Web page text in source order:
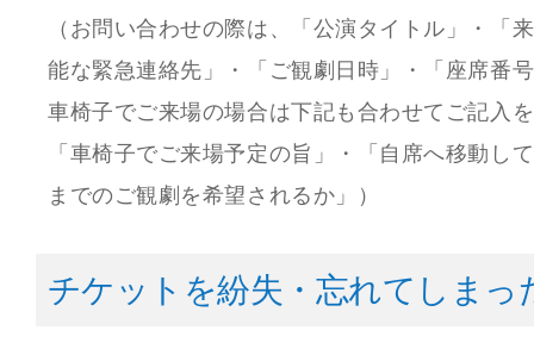
（お問い合わせの際は、「公演タイトル」・「
能な緊急連絡先」・「ご観劇日時」・「座席番
車椅子でご来場の場合は下記も合わせてご記入
「車椅子でご来場予定の旨」・「自席へ移動し
までのご観劇を希望されるか」）
チケットを紛失・忘れてしまっ